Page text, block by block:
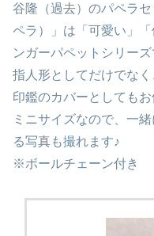
谷隆（過去）のパペラ
ペラ）」は「可愛い」
ンガーパペットシリーズ
指人形としてだけでな
印鑑のカバーとしても
ミニサイズなので、一
る写真も撮れます♪
※ボールチェーン付き